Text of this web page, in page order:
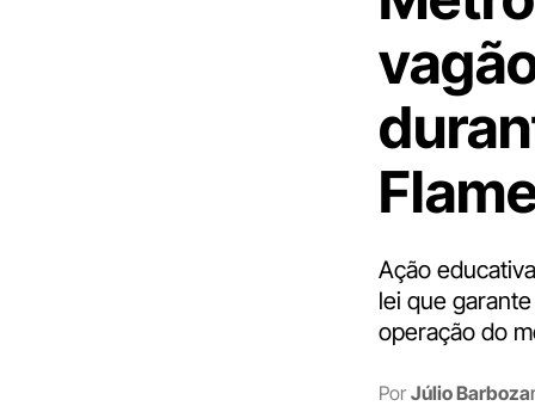
Ação
lei que
operação do
Por Júlio Barboza